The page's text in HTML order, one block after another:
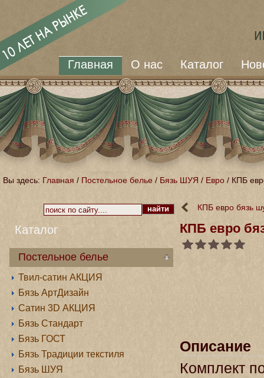
Главная О нас Каталог
Вы здесь: Главная / Постельное белье / Бязь ШУЯ / Евро / КПБ
КПБ евро бязь
КПБ евро
Описание
Комплект
Каталог
Постельное белье
Твил-сатин АКЦИЯ
Бязь АртДизайн
Сатин 3D АКЦИЯ
Бязь Стандарт
Бязь ГОСТ
Бязь Традиции текстиля
Бязь ШУЯ